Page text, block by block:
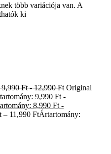
több variációja van. A
ki
Ft - 12,990 Ft Original
9,990 Ft -
8,990 Ft -
– 11,990 FtÁrtartomány: